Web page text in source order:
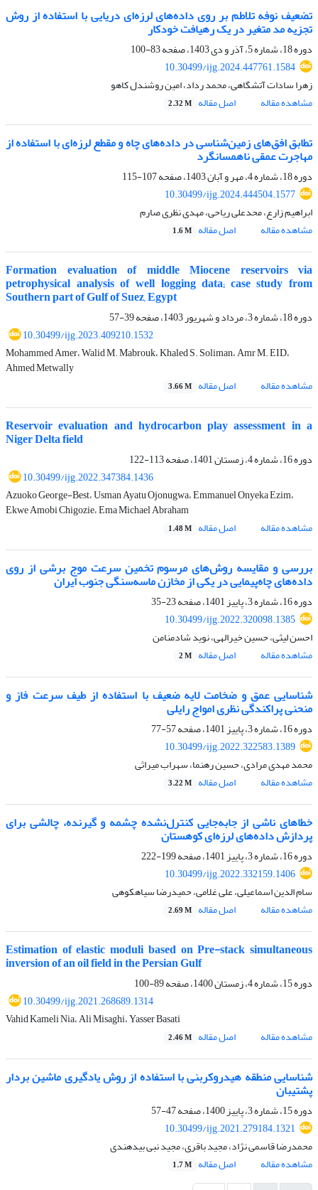
تضعیف نوفه تلاطم بر روی داده‌های لرزه‌ای دریایی با استفاده از روش
تجزیه مد متغیر در یک رهیافت خودکار
دوره 18، شماره 5، آذر و دی 1403، صفحه
83-100
10.30499/ijg.2024.447761.1584
زهرا سادات آتشگاهی، محمد رداد، امین روشندل کاهو
مشاهده مقاله
اصل مقاله 2.32 M
تطابق افق‌های زمین‌شناسی در داده‌های چاه و مقطع لرزه‌ای با استفاده از
مهاجرت عمقی ناهمسانگرد
دوره 18، شماره 4، مهر و آبان 1403، صفحه
107-115
10.30499/ijg.2024.444504.1577
ابراهیم زارع، محدعلی ریاحی، مهدی نظری صارم
مشاهده مقاله
اصل مقاله 1.6 M
Formation evaluation of middle Miocene reservoirs via
petrophysical analysis of well logging data; case study from
Southern part of Gulf of Suez, Egypt
دوره 18، شماره 3، مرداد و شهریور 1403، صفحه
39-57
10.30499/ijg.2023.409210.1532
Mohammed Amer، Walid M. Mabrouk، Khaled S. Soliman، Amr M. EID،
Ahmed Metwally
مشاهده مقاله
اصل مقاله 3.66 M
Reservoir evaluation and hydrocarbon play assessment in a
Niger Delta field
دوره 16، شماره 4، زمستان 1401، صفحه
113-122
10.30499/ijg.2022.347384.1436
Azuoko George-Best، Usman Ayatu Ojonugwa، Emmanuel Onyeka Ezim،
Ekwe Amobi Chigozie، Ema Michael Abraham
مشاهده مقاله
اصل مقاله 1.48 M
بررسی و مقایسه روش‌های مرسوم تخمین سرعت موج برشی از روی
داده‌های چاه‌پیمایی در یکی از مخازن ماسه‌سنگی جنوب ایران
دوره 16، شماره 3، پاییز 1401، صفحه
23-35
10.30499/ijg.2022.320098.1385
احسن لیثی، حسین خیرالهی، نوید شادمنامن
مشاهده مقاله
اصل مقاله 2 M
شناسایی عمق و ضخامت لایه ضعیف با استفاده از طیف سرعت فاز و
منحنی پراکندگی نظری امواج رایلی
دوره 16، شماره 3، پاییز 1401، صفحه
57-77
10.30499/ijg.2022.322583.1389
محمد مهدی مرادی، حسین رهنما، سهراب میراثی
مشاهده مقاله
اصل مقاله 3.22 M
خطاهای ناشی از جابه‌جایی کنترل‌نشده چشمه و گیرنده، چالشی برای
پردازش داده‌های لرزه‌ای کوهستان
دوره 16، شماره 3، پاییز 1401، صفحه
199-222
10.30499/ijg.2022.332159.1406
سام الدین اسماعیلی، علی غلامی، حمیدرضا سیاهکوهی
مشاهده مقاله
اصل مقاله 2.69 M
Estimation of elastic moduli based on Pre-stack simultaneous
inversion of an oil field in the Persian Gulf
دوره 15، شماره 4، زمستان 1400، صفحه
89-100
10.30499/ijg.2021.268689.1314
Vahid Kameli Nia، Ali Misaghi، Yasser Basati
مشاهده مقاله
اصل مقاله 2.46 M
شناسایی منطقه هیدروکربنی با استفاده از روش یادگیری ماشین بردار
پشتیبان
دوره 15، شماره 3، پاییز 1400، صفحه
47-57
10.30499/ijg.2021.279184.1321
محمدرضا قاسمی نژاد، مجید باقری، مجید نبی بیدهندی
مشاهده مقاله
اصل مقاله 1.7 M